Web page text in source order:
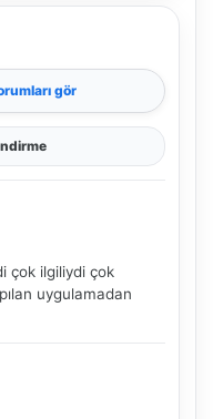
gör
çok ilgiliydi çok
uygulamadan